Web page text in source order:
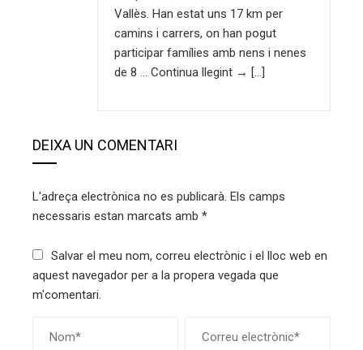
Vallès. Han estat uns 17 km per
camins i carrers, on han pogut
participar famílies amb nens i nenes
de 8 … Continua llegint → […]
DEIXA UN COMENTARI
L'adreça electrònica no es publicarà. Els camps
necessaris estan marcats amb *
Salvar el meu nom, correu electrònic i el lloc web en
aquest navegador per a la propera vegada que
m'comentari.